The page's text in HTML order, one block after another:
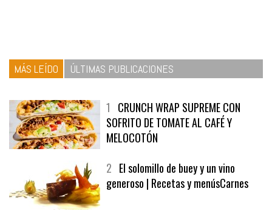
MÁS LEÍDO ÚLTIMAS PUBLICACIONES
1 CRUNCH WRAP SUPREME CON
SOFRITO DE TOMATE AL CAFÉ Y
MELOCOTÓN
2 El solomillo de buey y un vino
generoso | Recetas y menúsCarnes